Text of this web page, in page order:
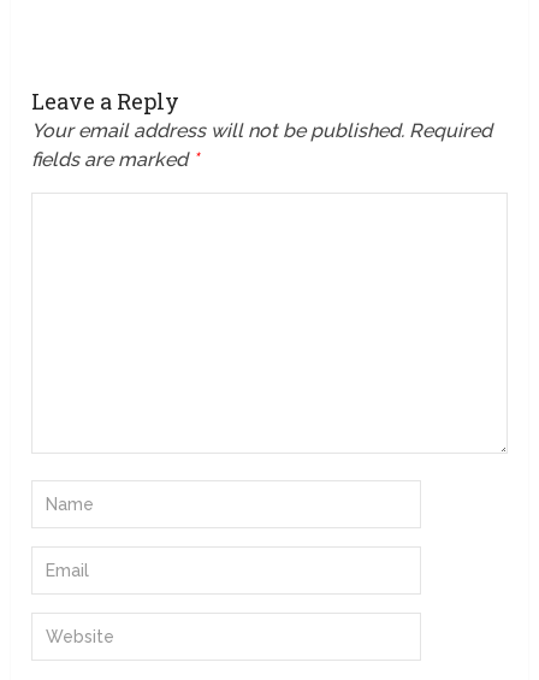
Leave a Reply
Your email address will not be published. Required
fields are marked *